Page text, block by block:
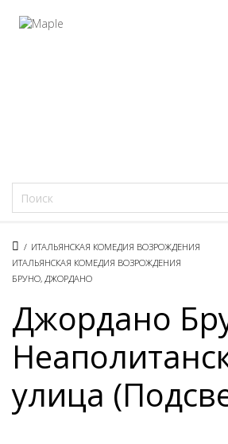
/ ИТАЛЬЯНСКАЯ КОМЕДИЯ ВОЗРОЖДЕНИЯ
ИТАЛЬЯНСКАЯ КОМЕДИЯ ВОЗРОЖДЕНИЯ
БРУНО, ДЖОРДАНО
Джордано
улица